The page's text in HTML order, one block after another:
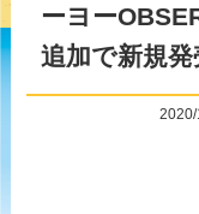
ーヨー
追加で新規発
2020/